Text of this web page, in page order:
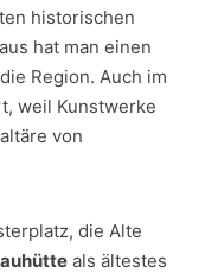
historischen
hat man einen
Region. Auch im
weil Kunstwerke
von
die Alte
als ältestes